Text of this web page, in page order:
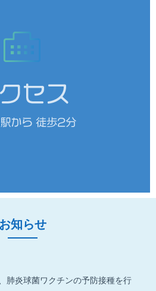
お知らせ
肺炎球菌ワクチンの予防接種を行